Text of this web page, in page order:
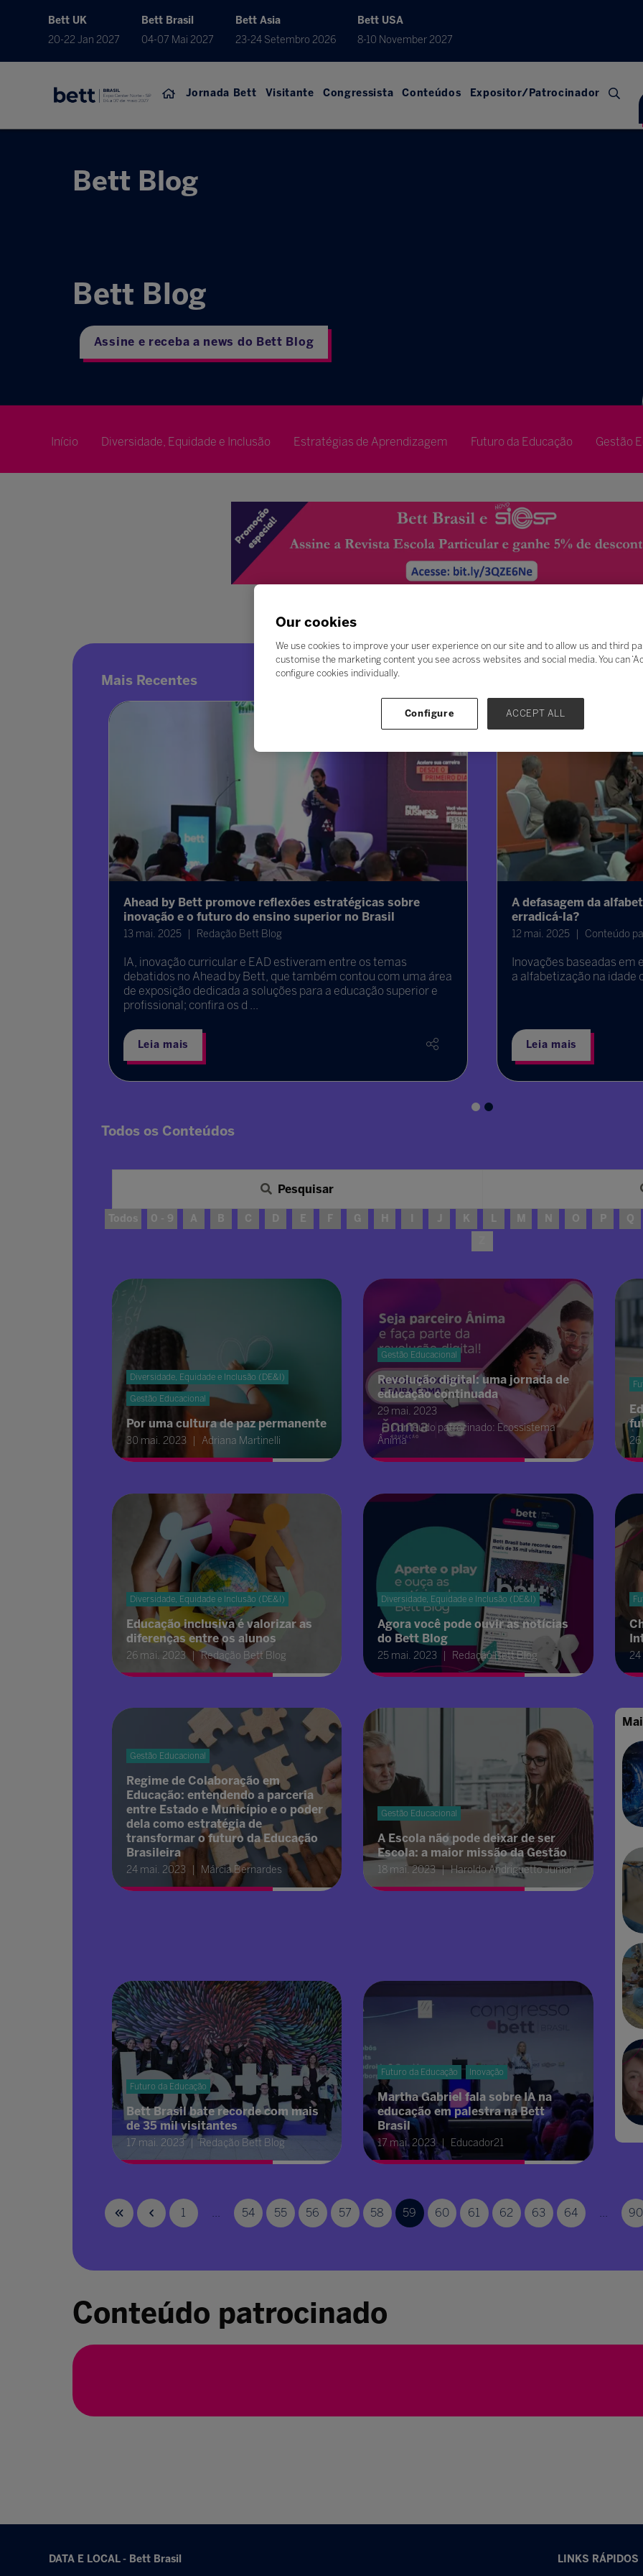
Bett UK
20-22 Jan 2027
Bett Brasil
04-07 Mai 2027
Bett Asia
23-24 Setembro 2026
Bett USA
8-10 November 2027
Jornada Bett Visitante Congressista Conteúdos Expositor/Patrocinador
Bett Blog
Bett Blog
Assine e receba a news do Bett Blog
Início Diversidade, Equidade e Inclusão Estratégias de Aprendizagem Futuro da Educação Gestão
Mais Recentes
Ahead by Bett promove reflexões estratégicas sobre
inovação e o futuro do ensino superior no Brasil
13 mai. 2025 Redação Bett Blog
IA, inovação curricular e EAD estiveram entre os temas
debatidos no Ahead by Bett, que também contou com uma área
de exposição dedicada a soluções para a educação superior e
profissional; confira os d ...
Leia mais
A defasagem da
erradicá-la?
12 mai. 2025 Conteúdo
Inovações baseadas em
a alfabetização na idade
Leia mais
Todos os Conteúdos
Pesquisar
Todos 0 - 9 A B C D E F G H J K L M N O P Q
Diversidade, Equidade e Inclusão (DE&I)
Gestão Educacional
Por uma cultura de paz permanente
30 mai. 2023 Adriana Martinelli
Gestão Educacional
Revolução digital: uma jornada de
educação continuada
29 mai. 2023
Conteúdo patrocinado: Ecossistema
Ânima
26
Diversidade, Equidade e Inclusão (DE&I)
Educação inclusiva é valorizar as
diferenças entre os alunos
26 mai. 2023 Redação Bett Blog
Diversidade, Equidade e Inclusão (DE&I)
Agora você pode ouvir as notícias
do Bett Blog
25 mai. 2023 Redação Bett Blog 24
Gestão Educacional
Regime de Colaboração em
Educação: entendendo a parceria
entre Estado e Município e o poder
dela como estratégia de
transformar o futuro da Educação
Brasileira
24 mai. 2023 Márcia Bernardes
Gestão Educacional
A Escola não pode deixar de ser
Escola: a maior missão da Gestão
18 mai. 2023 Haroldo Andriguetto Junior*
Futuro da Educação
Bett Brasil bate recorde com mais
de 35 mil visitantes
17 mai. 2023 Redação Bett Blog
Futuro da Educação Inovação
Martha Gabriel fala sobre IA na
educação em palestra na Bett
Brasil
17 mai. 2023 Educador21
1 ... 54 55 56 57 58 59 60 61 62 63 64 ... 90
Conteúdo patrocinado
DATA E LOCAL - Bett Brasil LINKS RÁPIDOS
Our cookies
We use cookies to improve your user experience on our site and to allow us and third
customise the marketing content you see across websites and social media. You can
configure cookies individually.
Configure ACCEPT ALL